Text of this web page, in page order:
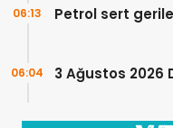
Petrol sert
06:13
3 Ağustos 2026
06:04